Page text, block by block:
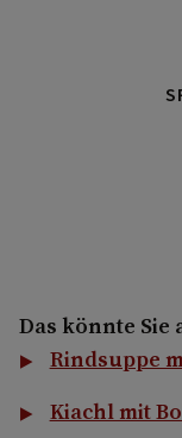
Das könnte
Rindsuppe
Kiachl mit